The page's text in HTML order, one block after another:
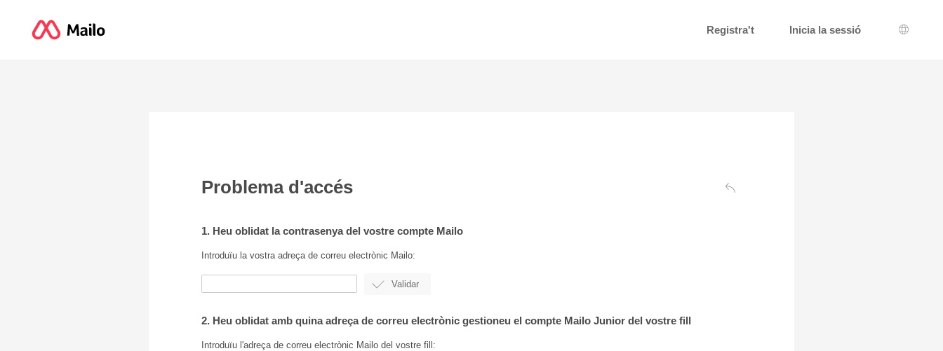
Registra't Inicia la sessió
Problema d'accés Darrera
1. Heu oblidat la contrasenya del vostre compte Mailo
Introduïu la vostra adreça de correu electrònic Mailo:
2. Heu oblidat amb quina adreça de correu electrònic gestioneu el compte Mailo Junior del vostre fill
Introduïu l'adreça de correu electrònic Mailo del vostre fill: